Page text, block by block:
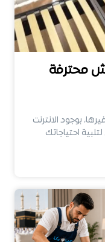
محترفة
بوجود الانترنت
احتياجاتك